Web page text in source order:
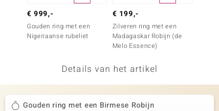
€ 999,-
Gouden ring met een
Nigeriaanse rubeliet
€ 199,-
Zilveren ring met een
Madagaskar Robijn (de
Melo Essence)
Details van het artikel
Gouden ring met een Birmese Robijn